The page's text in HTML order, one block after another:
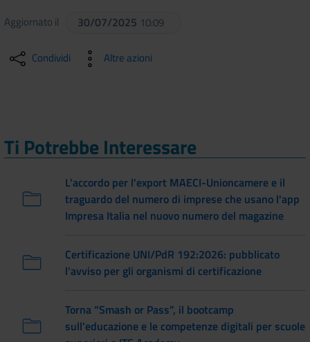
Aggiornato il 30/07/2025 10:09
Condividi Altre azioni
Ti Potrebbe Interessare
L'accordo per l'export MAECI-Unioncamere e il
traguardo del numero di imprese che usano l'app
Impresa Italia nel nuovo numero del magazine
Certificazione UNI/PdR 192:2026: pubblicato
l'avviso per gli organismi di certificazione
Torna “Smash or Pass”, il bootcamp
sull’educazione e le competenze digitali per scuole